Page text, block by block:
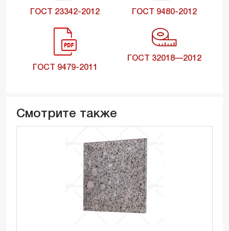
ГОСТ 23342-2012 ГОСТ 9480-2012
ГОСТ 9479-2011
ГОСТ 32018—2012
Смотрите также